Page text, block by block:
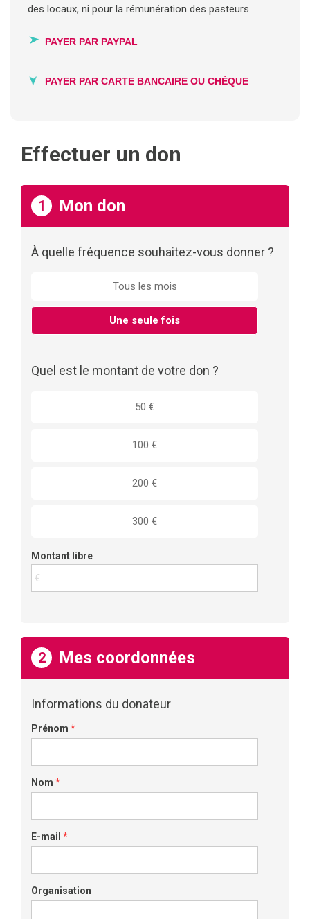
des locaux, ni pour la rémunération des pasteurs.
PAYER PAR PAYPAL
PAYER PAR CARTE BANCAIRE OU CHÈQUE
Effectuer un don
1 Mon don
À quelle fréquence souhaitez-vous donner ?
Tous les mois
Une seule fois
Quel est le montant de votre don ?
50 €
100 €
200 €
300 €
Montant libre
2 Mes coordonnées
Informations du donateur
Prénom *
Nom *
E-mail *
Organisation